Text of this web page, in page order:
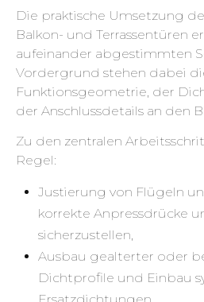
Die praktische Umsetzung
Balkon- und Terrassentüren
aufeinander abgestimmten
Vordergrund stehen dabei
Funktionsgeometrie, der
der Anschlussdetails an den
Zu den zentralen
Regel:
Justierung von Flügeln
korrekte Anpressdrücke
sicherzustellen,
Ausbau gealterter oder
Dichtprofile und Einbau